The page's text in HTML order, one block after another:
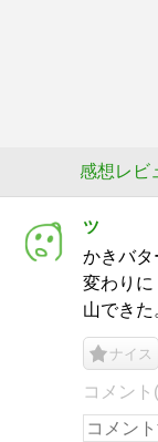
感想レビ
ツ
かきバタ
変わりに
山できた
ナイス
コメント